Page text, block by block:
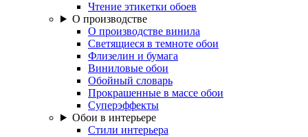
Чтение этикетки обоев
О производстве
О производстве винила
Светящиеся в темноте обои
Флизелин и бумага
Виниловые обои
Обойный словарь
Прокрашенные в массе обои
Суперэффекты
Обои в интерьере
Стили интерьера